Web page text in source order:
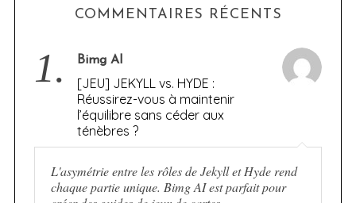
COMMENTAIRES RÉCENTS
1. Bimg AI
[JEU] JEKYLL vs. HYDE :
Réussirez-vous à maintenir
l’équilibre sans céder aux
ténèbres ?
L'asymétrie entre les rôles de Jekyll et Hyde rend
chaque partie unique. Bimg AI est parfait pour